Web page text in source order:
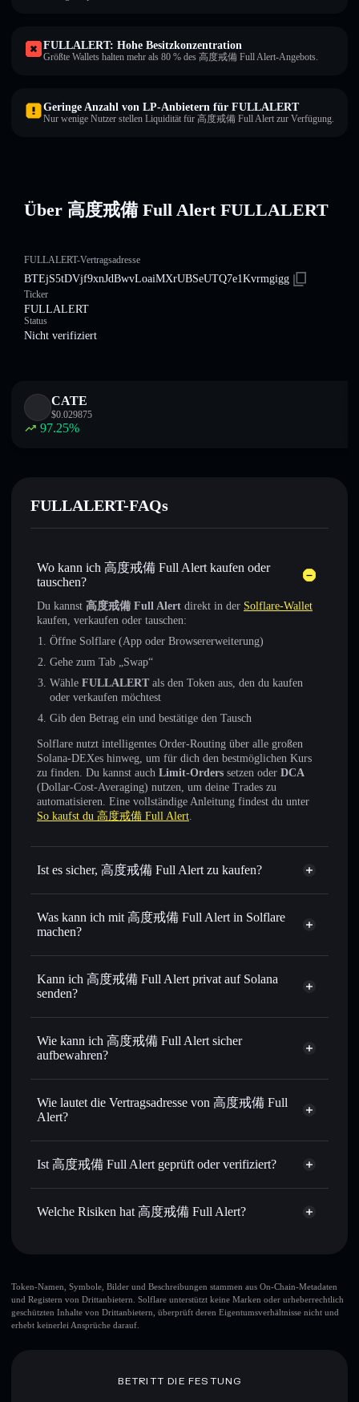
FULLALERT: Hohe Besitzkonzentration
Größte Wallets halten mehr als 80 % des 高度戒備 Full Alert-Angebots.
Geringe Anzahl von LP-Anbietern für FULLALERT
Nur wenige Nutzer stellen Liquidität für 高度戒備 Full Alert zur Verfügung.
Über 高度戒備 Full Alert FULLALERT
FULLALERT-Vertragsadresse
BTEjS5tDVjf9xnJdBwvLoaiMXrUBSeUTQ7e1Kvrmgigg
Ticker
FULLALERT
Status
Nicht verifiziert
CATE
$0.029875
97.25%
FULLALERT-FAQs
Wo kann ich 高度戒備 Full Alert kaufen oder
tauschen?
Du kannst 高度戒備 Full Alert direkt in der Solflare-Wallet
kaufen, verkaufen oder tauschen:
Öffne Solflare (App oder Browsererweiterung)
Gehe zum Tab „Swap“
Wähle FULLALERT als den Token aus, den du kaufen
oder verkaufen möchtest
Gib den Betrag ein und bestätige den Tausch
Solflare nutzt intelligentes Order-Routing über alle großen
Solana-DEXes hinweg, um für dich den bestmöglichen Kurs
zu finden. Du kannst auch Limit-Orders setzen oder DCA
(Dollar-Cost-Averaging) nutzen, um deine Trades zu
automatisieren. Eine vollständige Anleitung findest du unter
So kaufst du 高度戒備 Full Alert.
Ist es sicher, 高度戒備 Full Alert zu kaufen?
高度戒備 Full Alert
nicht
Was kann ich mit 高度戒備 Full Alert in Solflare
machen?
高度戒備 Full Alert
Solflare-Wallet
Sofort tauschen– handle FULLALERT gegen SOL,
USDC oder Tausende anderer Solana-Tokens mit
Zielkurs für FULLALERT
Durchschnittskosteneffekt nutzen
per Durchschnittskosteneffekt in FULLALERT einsteigen
Privat senden– übertrage FULLALERT, ohne Wallets
öffentlich zu verknüpfen, mithilfe des in Solflare
Marktkapitalisierung und Liquidität von FULLALERT
kontrollierst
Kann ich 高度戒備 Full Alert privat auf Solana
senden?
Privacy
Wie kann ich 高度戒備 Full Alert sicher
aufbewahren?
高度戒備 Full Alert
Solflare
Privacy
Wie lautet die Vertragsadresse von 高度戒備 Full
Alert?
高度戒備 Full Alert
BTEjS5tDVjf9xnJdBwvLoaiMXrUBSeUTQ7e1Kvrmgigg
Solflare-Wallet
Ist 高度戒備 Full Alert geprüft oder verifiziert?
高度戒備 Full Alert
derzeit
Welche Risiken hat 高度戒備 Full Alert?
großer Teil der
Liquidität ist freigeschaltet
高度戒備 Full Alert
Top-10-Wallets
高度戒備 Full Alert
Token-Namen, Symbole, Bilder und Beschreibungen stammen aus On-Chain-Metadaten
und Registern von Drittanbietern. Solflare unterstützt keine Marken oder urheberrechtlich
geschützten Inhalte von Drittanbietern, überprüft deren Eigentumsverhältnisse nicht und
erhebt keinerlei Ansprüche darauf.
BETRITT DIE FESTUNG